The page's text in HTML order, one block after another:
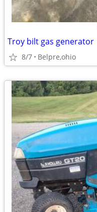
Troy bilt gas generator
8/7 Belpre,ohio